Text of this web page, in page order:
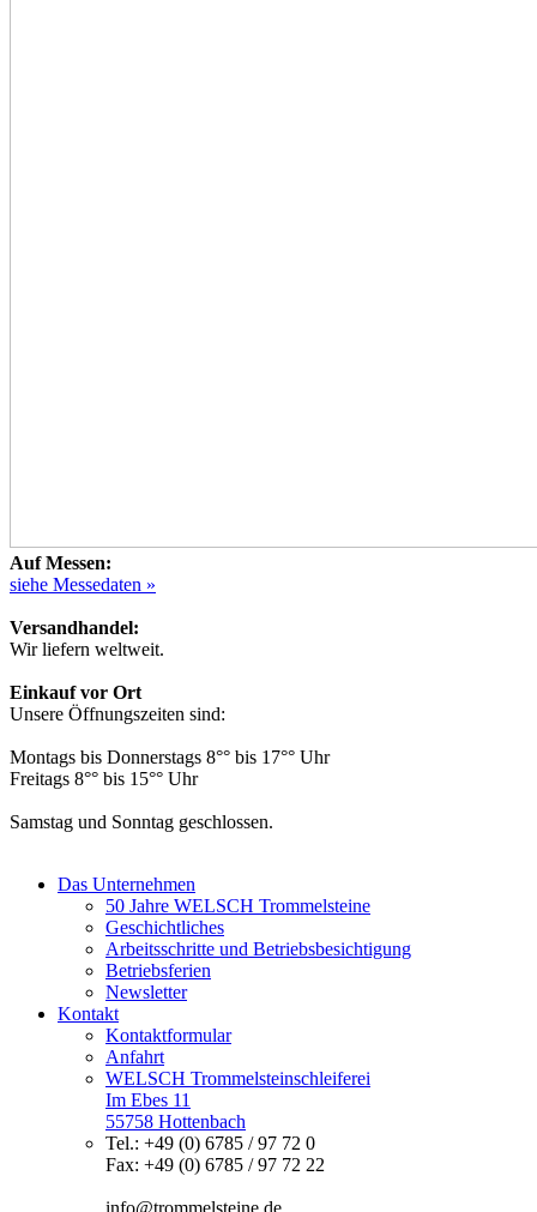
Auf Messen:
siehe Messedaten »
Versandhandel:
Wir liefern weltweit.
Einkauf vor Ort
Unsere Öffnungszeiten sind:
Montags bis Donnerstags 8°° bis 17°° Uhr
Freitags 8°° bis 15°° Uhr
Samstag und Sonntag geschlossen.
Das Unternehmen
50 Jahre WELSCH Trommelsteine
Geschichtliches
Arbeitsschritte und Betriebsbesichtigung
Betriebsferien
Newsletter
Kontakt
Kontaktformular
Anfahrt
WELSCH Trommelsteinschleiferei
Im Ebes 11
55758 Hottenbach
Tel.: +49 (0) 6785 / 97 72 0
Fax: +49 (0) 6785 / 97 72 22
info@trommelsteine.de